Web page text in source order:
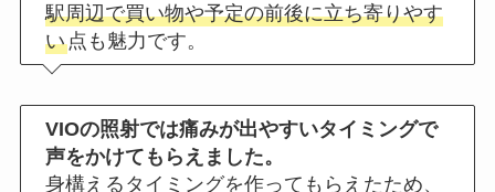
駅周辺で買い物や予定の前後に立ち寄りやす
い点も魅力です。
VIOの照射では痛みが出やすいタイミングで
声をかけてもらえました。
身構えるタイミングを作ってもらえたため、